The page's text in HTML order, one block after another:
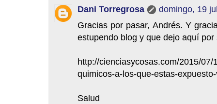
Dani Torregrosa
domingo, 19
Gracias por pasar, Andrés. Y
estupendo blog y que dejo aquí
http://cienciasycosas.com/2015/
quimicos-a-los-que-estas-
Salud